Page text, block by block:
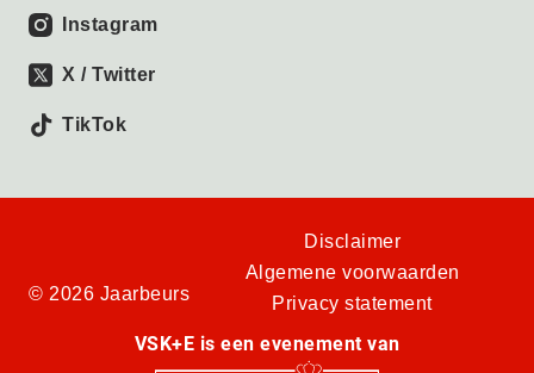
Instagram
X / Twitter
TikTok
© 2026 Jaarbeurs
Disclaimer
Algemene voorwaarden
Privacy statement
VSK+E is een evenement van